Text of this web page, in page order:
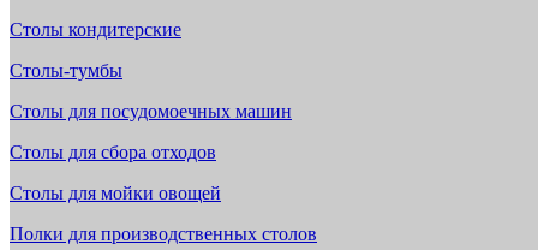
Столы кондитерские
Столы-тумбы
Столы для посудомоечных машин
Столы для сбора отходов
Столы для мойки овощей
Полки для производственных столов